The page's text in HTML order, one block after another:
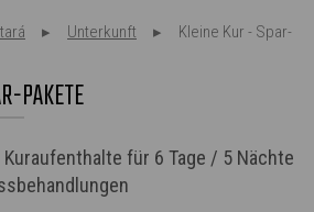
Unterkunft
Kleine Kur - Spar-
PAKETE
für 6 Tage / 5 Nächte